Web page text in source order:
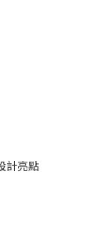
計亮點